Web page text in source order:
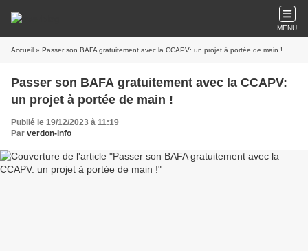
MENU
Accueil » Passer son BAFA gratuitement avec la CCAPV: un projet à portée de main !
Passer son BAFA gratuitement avec la CCAPV:
un projet à portée de main !
Publié le 19/12/2023 à 11:19
Par verdon-info